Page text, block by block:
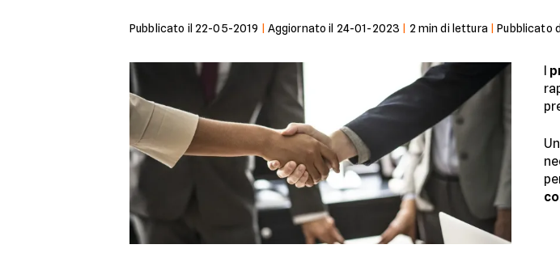
Pubblicato il 22-05-2019 Aggiornato il 24-01-2023 2 min di lettura |Pubblicato
I